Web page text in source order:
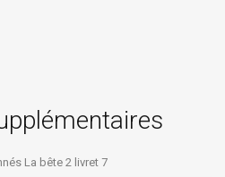
La bête 2 livret 7